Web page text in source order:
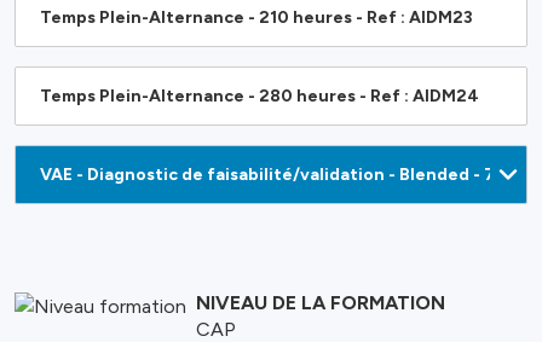
Temps Plein-Alternance - 210 heures - Ref : AIDM23
Temps Plein-Alternance - 280 heures - Ref : AIDM24
NIVEAU DE LA FORMATION
CAP